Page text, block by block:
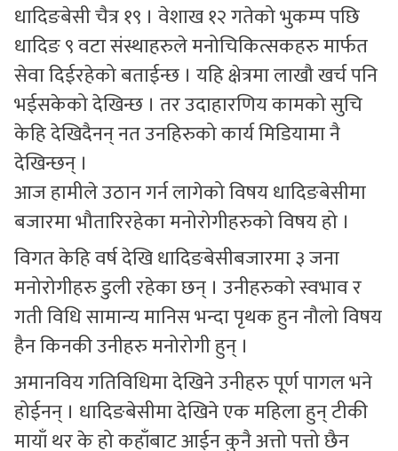
धादिङबेसी चैत्र १९ । वेशाख १२ गतेको भुकम्प पछि
धादिङ ९ वटा संस्थाहरुले मनोचिकित्सकहरु मार्फत
सेवा दिईरहेको बताईन्छ । यहि क्षेत्रमा लाखौ खर्च पनि
भईसकेको देखिन्छ । तर उदाहारणिय कामको सुचि
केहि देखिदैनन् नत उनहिरुको कार्य मिडियामा नै
देखिन्छन् ।
आज हामीले उठान गर्न लागेको विषय धादिङबेसीमा
बजारमा भौतारिरहेका मनोरोगीहरुको विषय हो ।
विगत केहि वर्ष देखि धादिङबेसीबजारमा ३ जना
मनोरोगीहरु डुली रहेका छन् । उनीहरुको स्वभाव र
गती विधि सामान्य मानिस भन्दा पृथक हुन नौलो विषय
हैन किनकी उनीहरु मनोरोगी हुन् ।
अमानविय गतिविधिमा देखिने उनीहरु पूर्ण पागल भने
होईनन् । धादिङबेसीमा देखिने एक महिला हुन् टीकी
मायाँ थर के हो कहाँबाट आईन कुनै अत्तो पत्तो छैन